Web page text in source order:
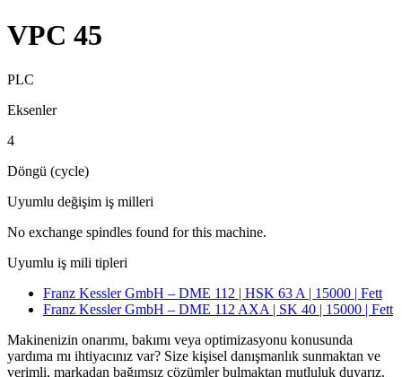
VPC 45
PLC
Eksenler
4
Döngü (cycle)
Uyumlu değişim iş milleri
No exchange spindles found for this machine.
Uyumlu iş mili tipleri
Franz Kessler GmbH – DME 112 | HSK 63 A | 15000 | Fett
Franz Kessler GmbH – DME 112 AXA | SK 40 | 15000 | Fett
Makinenizin onarımı, bakımı veya optimizasyonu konusunda
yardıma mı ihtiyacınız var? Size kişisel danışmanlık sunmaktan ve
verimli, markadan bağımsız çözümler bulmaktan mutluluk duyarız.